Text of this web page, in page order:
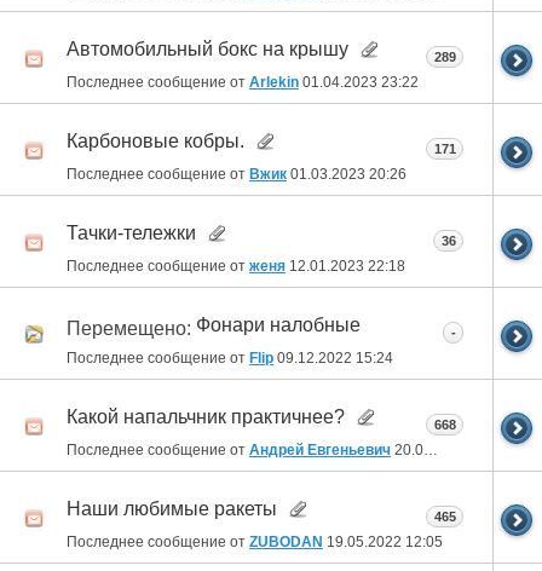
Автомобильный бокс на крышу
Последнее сообщение от Arlekin 01.04.2023 23:22
289
Карбоновые кобры.
Последнее сообщение от Вжик 01.03.2023 20:26
171
Тачки-тележки
Последнее сообщение от женя 12.01.2023 22:18
36
Перемещено: Фонари налобные
Последнее сообщение от Flip 09.12.2022 15:24
-
Какой напальчник практичнее?
Последнее сообщение от Андрей Евгеньевич 20.05.2022 09:35
668
Наши любимые ракеты
Последнее сообщение от ZUBODAN 19.05.2022 12:05
465